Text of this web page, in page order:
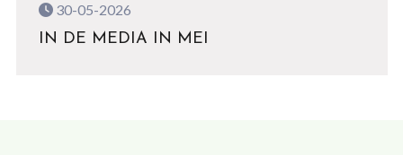
30-05-2026
IN DE MEDIA IN MEI